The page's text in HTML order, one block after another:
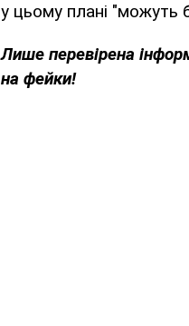
у цьому плані "можуть
Лише перевірена
на фейки!